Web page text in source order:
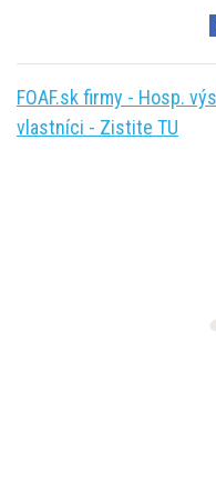
FOAF.sk firmy - Hosp.
vlastníci - Zistite TU